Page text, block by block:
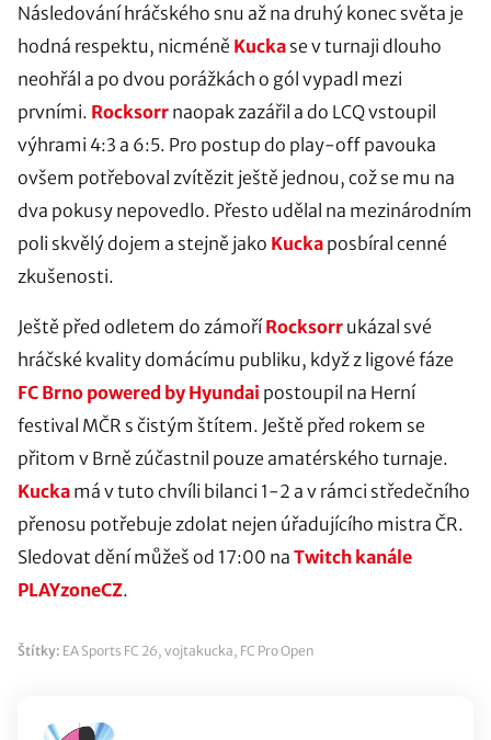
Následování hráčského snu až na druhý konec světa je
hodná respektu, nicméně Kucka se v turnaji dlouho
neohřál a po dvou porážkách o gól vypadl mezi
prvními. Rocksorr naopak zazářil a do LCQ vstoupil
výhrami 4:3 a 6:5. Pro postup do play-off pavouka
ovšem potřeboval zvítězit ještě jednou, což se mu na
dva pokusy nepovedlo. Přesto udělal na mezinárodním
poli skvělý dojem a stejně jako Kucka posbíral cenné
zkušenosti.
Ještě před odletem do zámoří Rocksorr ukázal své
hráčské kvality domácímu publiku, když z ligové fáze
FC Brno powered by Hyundai postoupil na Herní
festival MČR s čistým štítem. Ještě před rokem se
přitom v Brně zúčastnil pouze amatérského turnaje.
Kucka má v tuto chvíli bilanci 1-2 a v rámci středečního
přenosu potřebuje zdolat nejen úřadujícího mistra ČR.
Sledovat dění můžeš od 17:00 na Twitch kanále
PLAYzoneCZ.
Štítky: EA Sports FC 26, vojtakucka, FC Pro Open